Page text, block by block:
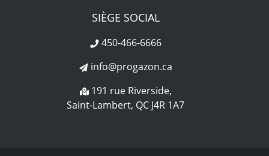
SIÈGE SOCIAL
450-466-6666
info@progazon.ca
191 rue Riverside,
Saint-Lambert, QC J4R 1A7